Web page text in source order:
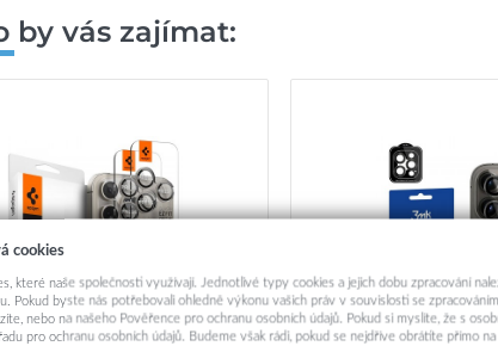
by vás zajímat:
cookies
které naše společnosti využívají. Jednotlivé typy cookies a jejich dobu zpracování
Pokud byste nás potřebovali ohledně výkonu vašich práv v souvislosti se
nebo na našeho Pověřence pro ochranu osobních údajů. Pokud si myslíte, že s
pro ochranu osobních údajů. Budeme však rádi, pokud se nejdříve obrátíte přímo